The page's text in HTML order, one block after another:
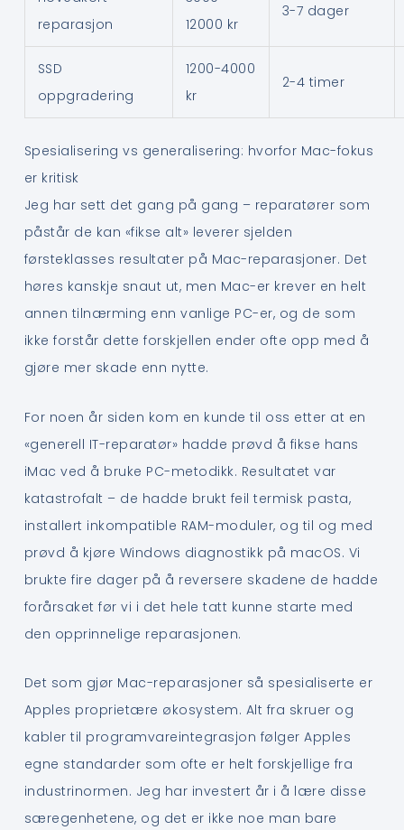
reparasjon
12000 kr
3-7 dager
SSD
oppgradering
1200-4000
kr
2-4 timer
Spesialisering vs generalisering: hvorfor Mac-fokus
er kritisk
Jeg har sett det gang på gang – reparatører som
påstår de kan «fikse alt» leverer sjelden
førsteklasses resultater på Mac-reparasjoner. Det
høres kanskje snaut ut, men Mac-er krever en helt
annen tilnærming enn vanlige PC-er, og de som
ikke forstår dette forskjellen ender ofte opp med å
gjøre mer skade enn nytte.
For noen år siden kom en kunde til oss etter at en
«generell IT-reparatør» hadde prøvd å fikse hans
iMac ved å bruke PC-metodikk. Resultatet var
katastrofalt – de hadde brukt feil termisk pasta,
installert inkompatible RAM-moduler, og til og med
prøvd å kjøre Windows diagnostikk på macOS. Vi
brukte fire dager på å reversere skadene de hadde
forårsaket før vi i det hele tatt kunne starte med
den opprinnelige reparasjonen.
Det som gjør Mac-reparasjoner så spesialiserte er
Apples proprietære økosystem. Alt fra skruer og
kabler til programvareintegrasjon følger Apples
egne standarder som ofte er helt forskjellige fra
industrinormen. Jeg har investert år i å lære disse
særegenhetene, og det er ikke noe man bare